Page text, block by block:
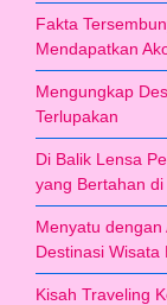
Fakta
Mendapatkan
Mengungkap
Terlupakan
Di Balik Lensa
yang Bertahan
Menyatu
Destinasi Wisata
Kisah Traveling